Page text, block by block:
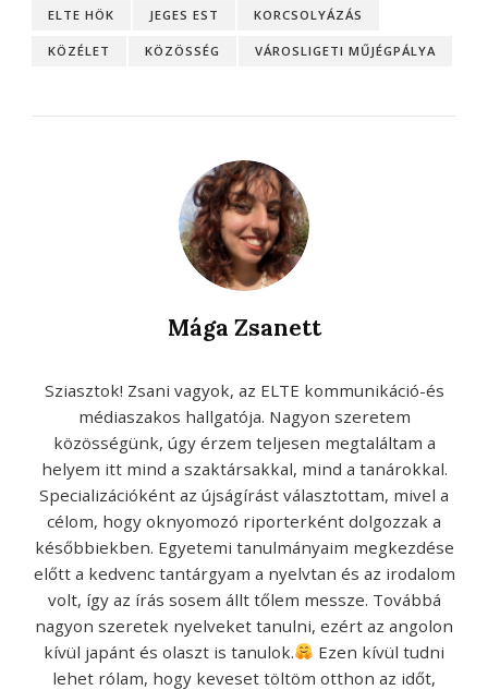
ELTE HÖK JEGES EST KORCSOLYÁZÁS
KÖZÉLET KÖZÖSSÉG VÁROSLIGETI MŰJÉGPÁLYA
Mága Zsanett
Sziasztok! Zsani vagyok, az ELTE kommunikáció-és
médiaszakos hallgatója. Nagyon szeretem
közösségünk, úgy érzem teljesen megtaláltam a
helyem itt mind a szaktársakkal, mind a tanárokkal.
Specializációként az újságírást választottam, mivel a
célom, hogy oknyomozó riporterként dolgozzak a
későbbiekben. Egyetemi tanulmányaim megkezdése
előtt a kedvenc tantárgyam a nyelvtan és az irodalom
volt, így az írás sosem állt tőlem messze. Továbbá
nagyon szeretek nyelveket tanulni, ezért az angolon
kívül japánt és olaszt is tanulok.
Ezen kívül tudni
lehet rólam, hogy keveset töltöm otthon az időt,